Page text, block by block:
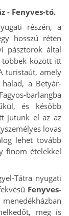
- Fenyves-tó.
részén, a
hosszú réten
pásztorok által
többek között itt
turistaút, amely
a Betyár-
barlangba
és később
jutunk el az az
lovas
lehet tovább
finom ételekkel
Tátra nyugati
Fenyves-
meg is